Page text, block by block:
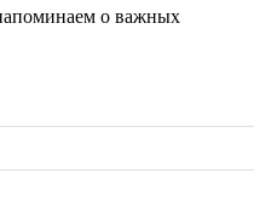
о важных